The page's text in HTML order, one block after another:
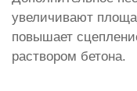
увеличивают
повышает
раствором бетона.